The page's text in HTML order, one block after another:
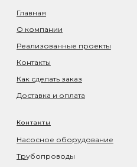
Главная
О компании
Реализованные проекты
Контакты
Как сделать заказ
Доставка и оплата
Контакты
Насосное оборудование
Трубопроводы